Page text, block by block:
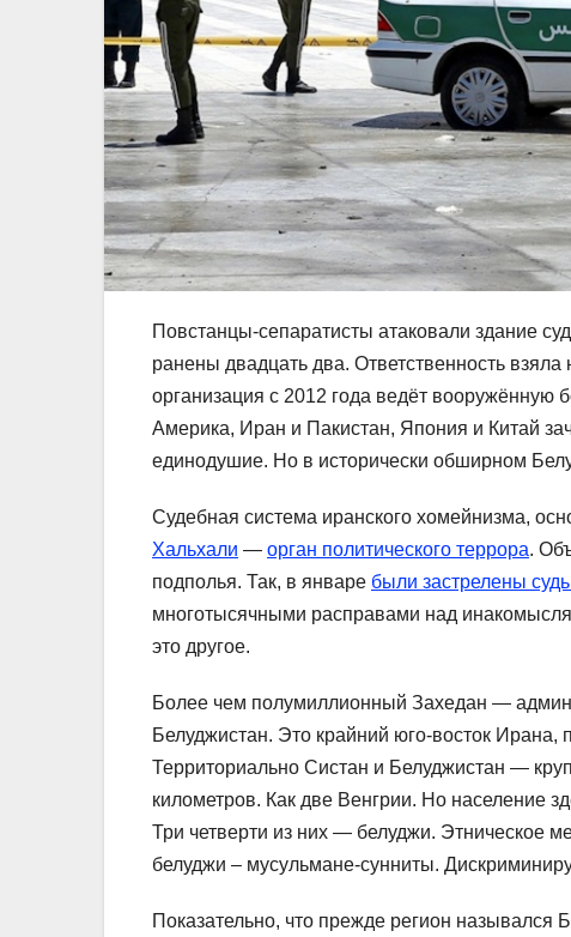
Повстанцы-сепаратисты атаковали здание
ранены двадцать два. Ответственность
организация с 2012 года ведёт вооружённую
Америка, Иран и Пакистан, Япония и Китай
единодушие. Но в исторически обширном
Судебная система иранского хомейнизма,
Хальхали — орган политического террора.
подполья. Так, в январе были застрелены
многотысячными расправами над
это другое.
Более чем полумиллионный Захедан —
Белуджистан. Это крайний юго-восток
Территориально Систан и Белуджистан —
километров. Как две Венгрии. Но население
Три четверти из них — белуджи. Этническое
белуджи – мусульмане-сунниты.
Показательно, что прежде регион